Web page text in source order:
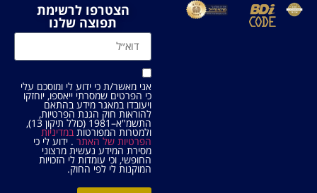
הצטרפו לרשימת
תפוצה שלנו
אני מאשר/ת כי ידוע לי ומוסכם עלי
כי הפרטים שמסרתי ייאספו, יוחזקו
ויעובדו במאגר מידע בהתאם
להוראות חוק הגנת הפרטיות,
התשמ"א–1981 (כולל תיקון 13),
ולמטרות המפורטות במדיניות
הפרטיות של האתר . ידוע לי כי
מסירת המידע נעשית מרצוני
החופשי, וכי עומדות לי הזכויות
המוקנות לי לפי החוק.